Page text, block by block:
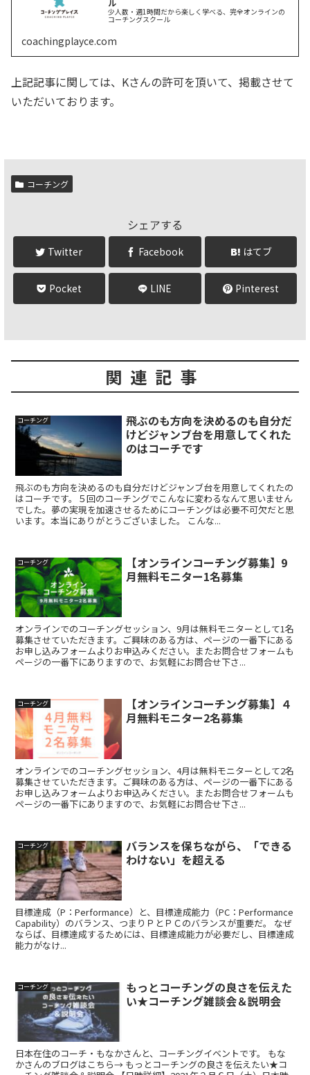
ル
少人数・週1時間だから楽しく学べる、完全オンラインの
コーチングスクール
coachingplayce.com
上記記事に関しては、Kさんの許可を頂いて、掲載させて
いただいております。
コーチング
シェアする
Twitter Facebook はてブ
Pocket LINE Pinterest
関連記事
コーチング
飛ぶのも方向を決めるのも自分だ
けどジャンブ台を用意してくれた
のはコーチです
飛ぶのも方向を決めるのも自分だけどジャンブ台を用意してくれたの
はコーチです。５回のコーチングでこんなに変わるなんて思いません
でした。夢の実現を加速させるためにコーチングは必要不可欠だと思
います。本当にありがとうございました。 こんな...
コーチング
【オンラインコーチング募集】9
月無料モニター1名募集
オンラインでのコーチングセッション、9月は無料モニターとして1名
募集させていただきます。ご興味のある方は、ページの一番下にある
お申し込みフォームよりお申込みください。またお問合せフォームも
ページの一番下にありますので、お気軽にお問合せ下さ...
コーチング
【オンラインコーチング募集】４
月無料モニター2名募集
オンラインでのコーチングセッション、4月は無料モニターとして2名
募集させていただきます。ご興味のある方は、ページの一番下にある
お申し込みフォームよりお申込みください。またお問合せフォームも
ページの一番下にありますので、お気軽にお問合せ下さ...
コーチング
バランスを保ちながら、「できる
わけない」を超える
目標達成（P：Performance）と、目標達成能力（PC：Performance
Capability）のバランス、つまりＰとＰＣのバランスが重要だ。 なぜ
ならば、目標達成するためには、目標達成能力が必要だし、目標達成
能力がなけ...
コーチング
もっとコーチングの良さを伝えた
い★コーチング雑談会＆説明会
日本在住のコーチ・もなかさんと、コーチングイベントです。 もな
かさんのブログはこちら→ もっとコーチングの良さを伝えたい★コ